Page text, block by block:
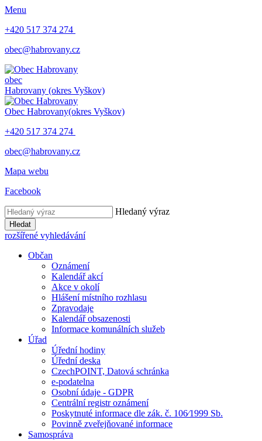
Menu
+420 517 374 274
obec@habrovany.cz
obec
Habrovany (okres Vyškov)
Obec Habrovany(okres Vyškov)
+420 517 374 274
obec@habrovany.cz
Mapa webu
Facebook
Hledaný výraz
Hledat
rozšířené vyhledávání
Občan
Oznámení
Kalendář akcí
Akce v okolí
Hlášení místního rozhlasu
Zpravodaje
Kalendář obsazenosti
Informace komunálních služeb
Úřad
Úřední hodiny
Úřední deska
CzechPOINT, Datová schránka
e-podatelna
Osobní údaje - GDPR
Centrální registr oznámení
Poskytnuté informace dle zák. č. 106⁄1999 Sb.
Povinně zveřejňované informace
Samospráva